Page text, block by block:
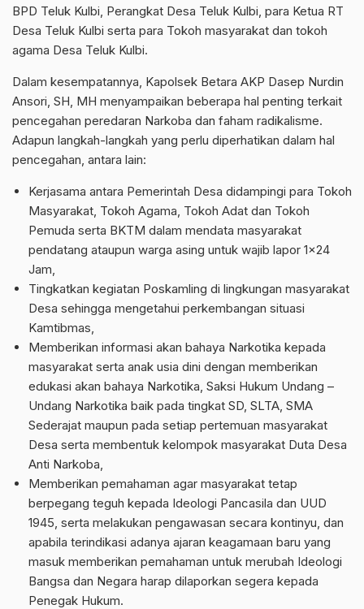
BPD Teluk Kulbi, Perangkat Desa Teluk Kulbi, para Ketua RT
Desa Teluk Kulbi serta para Tokoh masyarakat dan tokoh
agama Desa Teluk Kulbi.
Dalam kesempatannya, Kapolsek Betara AKP Dasep Nurdin
Ansori, SH, MH menyampaikan beberapa hal penting terkait
pencegahan peredaran Narkoba dan faham radikalisme.
Adapun langkah-langkah yang perlu diperhatikan dalam hal
pencegahan, antara lain:
Kerjasama antara Pemerintah Desa didampingi para Tokoh
Masyarakat, Tokoh Agama, Tokoh Adat dan Tokoh
Pemuda serta BKTM dalam mendata masyarakat
pendatang ataupun warga asing untuk wajib lapor 1×24
Jam,
Tingkatkan kegiatan Poskamling di lingkungan masyarakat
Desa sehingga mengetahui perkembangan situasi
Kamtibmas,
Memberikan informasi akan bahaya Narkotika kepada
masyarakat serta anak usia dini dengan memberikan
edukasi akan bahaya Narkotika, Saksi Hukum Undang –
Undang Narkotika baik pada tingkat SD, SLTA, SMA
Sederajat maupun pada setiap pertemuan masyarakat
Desa serta membentuk kelompok masyarakat Duta Desa
Anti Narkoba,
Memberikan pemahaman agar masyarakat tetap
berpegang teguh kepada Ideologi Pancasila dan UUD
1945, serta melakukan pengawasan secara kontinyu, dan
apabila terindikasi adanya ajaran keagamaan baru yang
masuk memberikan pemahaman untuk merubah Ideologi
Bangsa dan Negara harap dilaporkan segera kepada
Penegak Hukum.